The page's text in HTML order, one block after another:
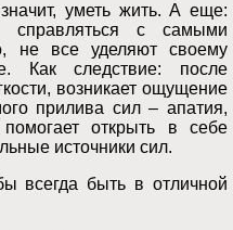
уметь жить. А еще:
справляться с самыми
не все уделяют своему
Как следствие: после
возникает ощущение
прилива сил – апатия,
открыть в себе
источники сил.
всегда быть в отличной